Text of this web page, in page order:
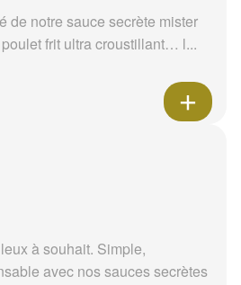
de notre sauce secrète mister
frit ultra croustillant… l...
à souhait. Simple,
avec nos sauces secrètes